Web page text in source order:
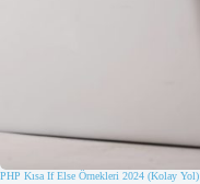
PHP Kısa If Else Örnekleri 2024 (Kolay Yol)